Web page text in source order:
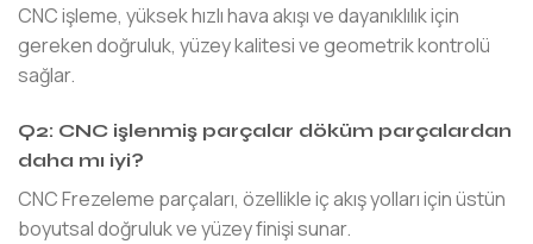
CNC işleme, yüksek hızlı hava akışı ve dayanıklılık için
gereken doğruluk, yüzey kalitesi ve geometrik kontrolü
sağlar.
Q2: CNC işlenmiş parçalar döküm parçalardan
daha mı iyi?
CNC Frezeleme parçaları, özellikle iç akış yolları için üstün
boyutsal doğruluk ve yüzey finişi sunar.